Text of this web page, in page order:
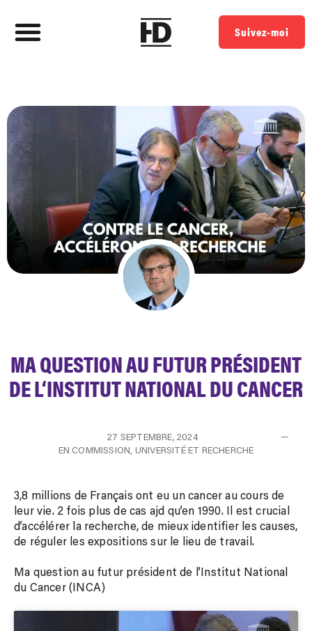
Suivez-moi
MA QUESTION AU FUTUR PRÉSIDENT
DE L‘INSTITUT NATIONAL DU CANCER
27 SEPTEMBRE, 2024
EN COMMISSION, UNIVERSITÉ ET RECHERCHE
3,8 millions de Français ont eu un cancer au cours de
leur vie. 2 fois plus de cas ajd qu’en 1990. Il est crucial
d’accélérer la recherche, de mieux identifier les causes,
de réguler les expositions sur le lieu de travail.
Ma question au futur président de l’Institut National
du Cancer (INCA)